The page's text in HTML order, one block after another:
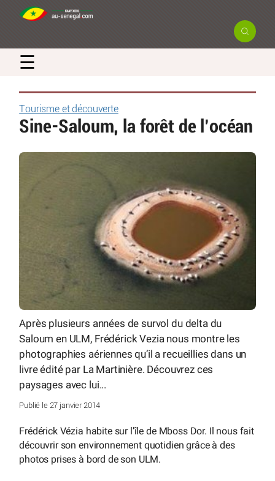
☰
Tourisme et découverte
Sine-Saloum, la forêt de l’océan
Après plusieurs années de survol du delta du
Saloum en ULM, Frédérick Vezia nous montre les
photographies aériennes qu’il a recueillies dans un
livre édité par La Martinière. Découvrez ces
paysages avec lui...
Publié le 27 janvier 2014
Frédérick Vézia habite sur l’île de Mboss Dor. Il nous fait
découvrir son environnement quotidien grâce à des
photos prises à bord de son ULM.